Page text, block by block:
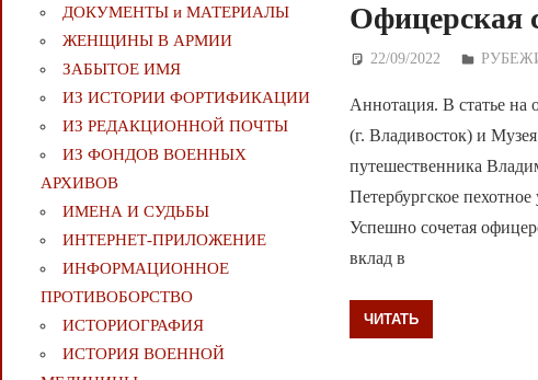
Офицерская
22/09/2022
Аннотация. В статье на
(г. Владивосток) и
путешественника
Петербургское
Успешно сочетая
вклад в
ЧИТАТЬ
ДОКУМЕНТЫ и МАТЕРИАЛЫ
ЖЕНЩИНЫ В АРМИИ
ЗАБЫТОЕ ИМЯ
ИЗ ИСТОРИИ ФОРТИФИКАЦИИ
ИЗ РЕДАКЦИОННОЙ ПОЧТЫ
ИЗ ФОНДОВ ВОЕННЫХ
АРХИВОВ
ИМЕНА И СУДЬБЫ
ИНТЕРНЕТ-ПРИЛОЖЕНИЕ
ИНФОРМАЦИОННОЕ
ПРОТИВОБОРСТВО
ИСТОРИОГРАФИЯ
ИСТОРИЯ ВОЕННОЙ